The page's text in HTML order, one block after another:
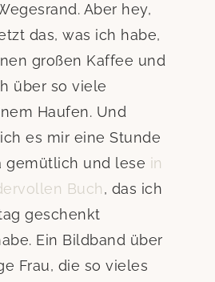
Aber hey,
das, was ich habe,
großen Kaffee und
über so viele
Haufen. Und
es mir eine Stunde
gemütlich und lese in
Buch, das ich
geschenkt
Ein Bildband über
Frau, die so vieles